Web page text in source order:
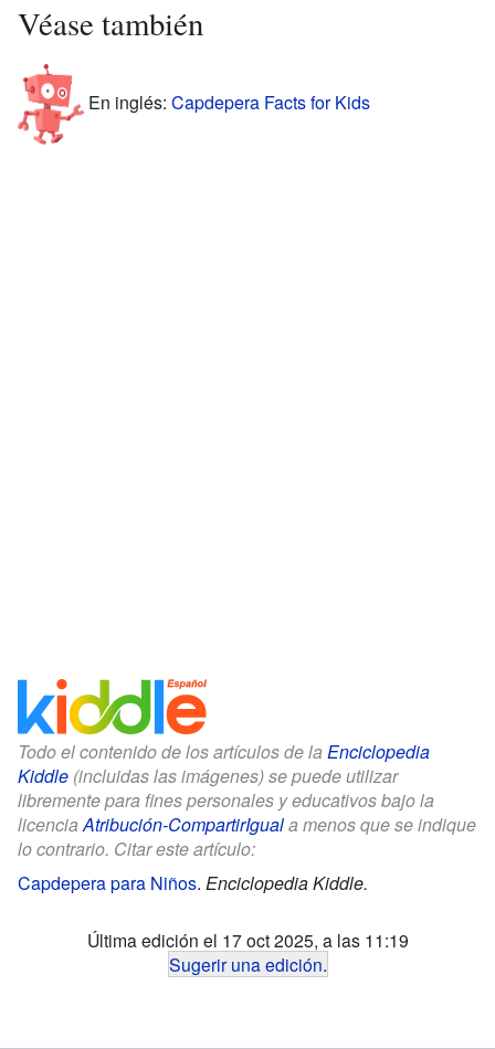
Véase también
En inglés: Capdepera Facts for Kids
Todo el contenido de los artículos de la Enciclopedia
Kiddle (incluidas las imágenes) se puede utilizar
libremente para fines personales y educativos bajo la
licenciaAtribución-CompartirIguala menos que se indique
lo contrario. Citar este artículo:
Capdepera para Niños. Enciclopedia Kiddle.
Última edición el 17 oct 2025, a las 11:19
Sugerir una edición.